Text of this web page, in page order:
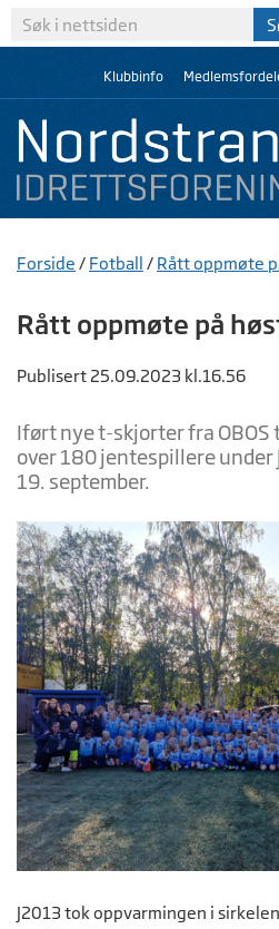
Klubbinfo
Forside / Fotball / Rått oppmøte
Rått oppmøte på
Publisert 25.09.2023 kl.16.56
Iført nye t-skjorter fra
over 180 jentespillere under
19. september.
J2013 tok oppvarmingen i